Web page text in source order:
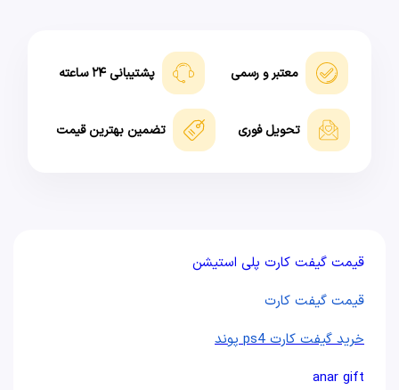
معتبر و رسمی پشتیبانی ۲۴ ساعته
تحویل فوری تضمین بهترین قیمت
قیمت گیفت کارت پلی استیشن
قیمت گیفت کارت
خرید گیفت کارت ps4 پوند
anar gift